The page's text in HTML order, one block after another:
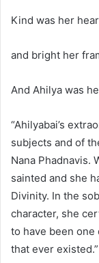
Kind was her
and bright her
And Ahilya was
“Ahilyabai’s
subjects and of
Nana Phadnavis.
sainted and she
Divinity. In the
character, she
to have been
that ever existed.”